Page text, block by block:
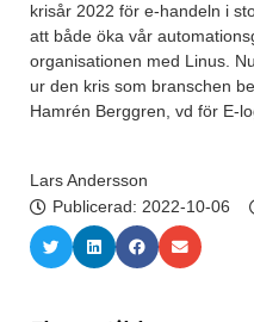
krisår 2022 för e-handeln i
att både öka vår
organisationen med Linus.
ur den kris som branschen
Hamrén Berggren, vd för E-
Lars Andersson
Publicerad: 2022-10-06